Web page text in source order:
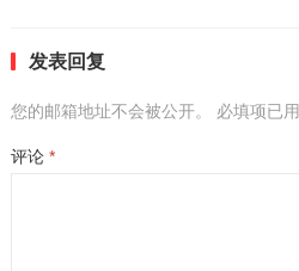
发表回复
您的邮箱地址不会被公开。 必填项已用
评论 *